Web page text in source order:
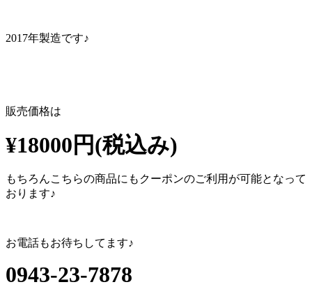
2017年製造です♪
販売価格は
¥18000円(税込み)
もちろんこちらの商品にもクーポンのご利用が可能となって
おります♪
お電話もお待ちしてます♪
0943-23-7878